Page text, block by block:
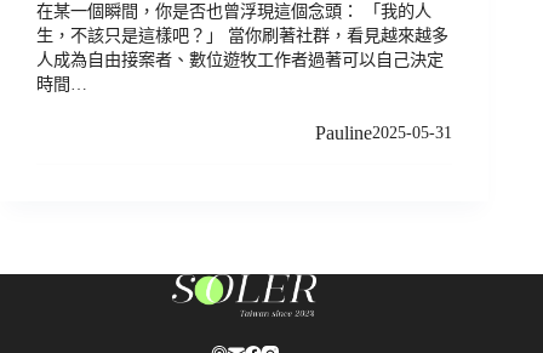
在某一個瞬間，你是否也曾浮現這個念頭： 「我的人
生，不該只是這樣吧？」 當你刷著社群，看見越來越多
人成為自由接案者、數位遊牧工作者過著可以自己決定
時間…
Pauline2025-05-31